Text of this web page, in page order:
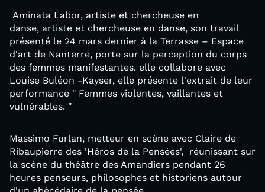
Aminata Labor, artiste et chercheuse en
danse, artiste et chercheuse en danse, son travail
présenté le 24 mars dernier à la Terrasse – Espace
d'art de Nanterre, porte sur la perception du corps
des femmes manifestantes. elle collabore avec
Louise Buléon -Kayser, elle présente l'extrait de leur
performance " Femmes violentes, vaillantes et
vulnérables. "
Massimo Furlan, metteur en scène avec Claire de
Ribaupierre des 'Héros de la Pensées', réunissant sur
la scène du théâtre des Amandiers pendant 26
heures penseurs, philosophes et historiens autour